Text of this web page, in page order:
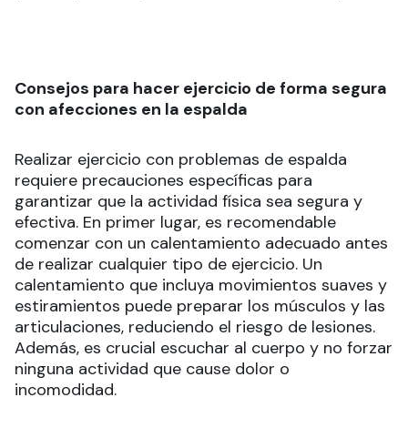
Consejos para hacer ejercicio de forma segura
con afecciones en la espalda
Realizar ejercicio con problemas de espalda
requiere precauciones específicas para
garantizar que la actividad física sea segura y
efectiva. En primer lugar, es recomendable
comenzar con un calentamiento adecuado antes
de realizar cualquier tipo de ejercicio. Un
calentamiento que incluya movimientos suaves y
estiramientos puede preparar los músculos y las
articulaciones, reduciendo el riesgo de lesiones.
Además, es crucial escuchar al cuerpo y no forzar
ninguna actividad que cause dolor o
incomodidad.